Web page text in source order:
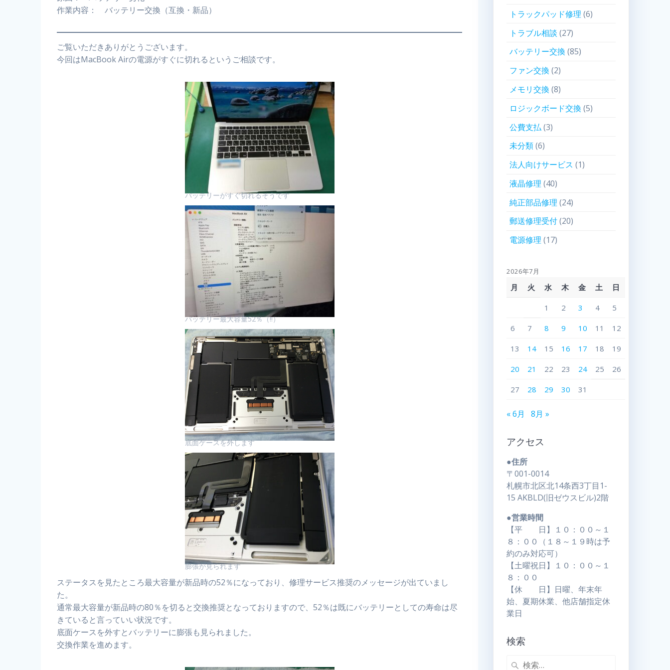
作業内容： バッテリー交換（互換・新品）
ご覧いただきありがとうございます。
今回はMacBook Airの電源がすぐに切れるというご相談です。
バッテリーがすぐ切れるそうです
バッテリー最大容量52％（!!）
底面ケースを外します
膨張が見られます
ステータスを見たところ最大容量が新品時の52％になっており、修理サービス推奨のメッセージが出ていまし
た。
通常最大容量が新品時の80％を切ると交換推奨となっておりますので、52％は既にバッテリーとしての寿命は尽
きていると言っていい状況です。
底面ケースを外すとバッテリーに膨張も見られました。
交換作業を進めます。
トラックパッド修理 (6)
トラブル相談 (27)
バッテリー交換 (85)
ファン交換 (2)
メモリ交換 (8)
ロジックボード交換 (5)
公費支払(3)
未分類(6)
法人向けサービス (1)
液晶修理 (40)
純正部品修理 (24)
郵送修理受付(20)
電源修理 (17)
2026年7月
月 火 水 木 金 土 日
1 2 3 4 5
6 7 8 9 10 11 12
13 14 15 16 17 18 19
20 21 22 23 24 25 26
27 28 29 30 31
« 6月 8月 »
アクセス
●住所
〒001-0014
札幌市北区北14条西3丁目1-
15 AKBLD(旧ゼウスビル)2階
●営業時間
【平 日】１０：００～１
８：００（１８～１９時は予
約のみ対応可）
【土曜祝日】１０：００～１
８：００
【休 日】日曜、年末年
始、夏期休業、他店舗指定休
業日
検索